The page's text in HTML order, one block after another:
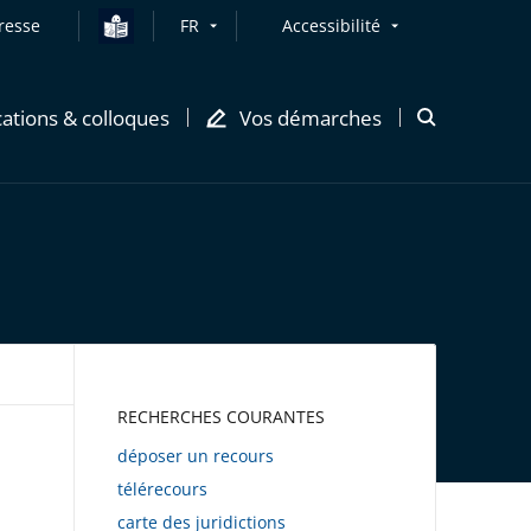
FR Accessibilité
& colloques Vos démarches
Ouvrir
RECHERCHES COURANTES
déposer un recours
télérecours
carte des juridictions